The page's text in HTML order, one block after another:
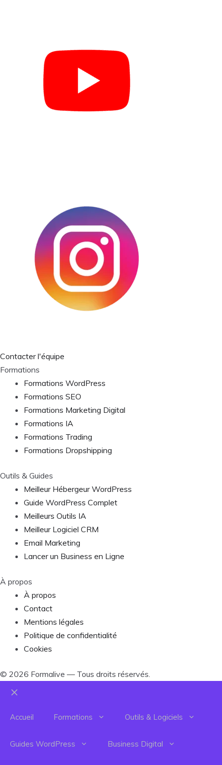
Contacter l'équipe
Formations
Formations WordPress
Formations SEO
Formations Marketing Digital
Formations IA
Formations Trading
Formations Dropshipping
Outils & Guides
Meilleur Hébergeur WordPress
Guide WordPress Complet
Meilleurs Outils IA
Meilleur Logiciel CRM
Email Marketing
Lancer un Business en Ligne
À propos
À propos
Contact
Mentions légales
Politique de confidentialité
Cookies
© 2026 Formalive — Tous droits réservés.
Accueil Formations Outils & Logiciels
Guides WordPress Business Digital